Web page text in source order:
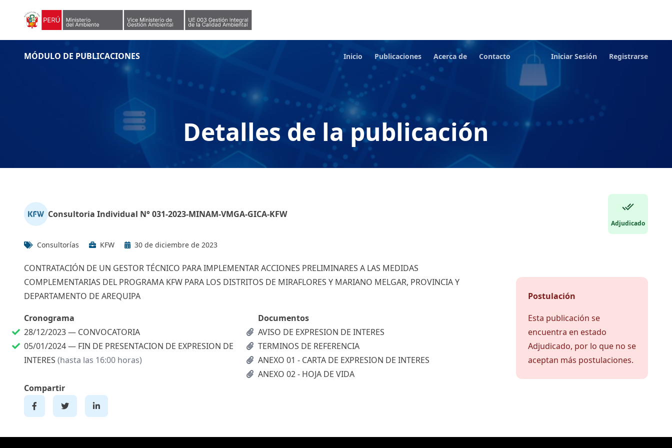
MÓDULO DE PUBLICACIONES Inicio Publicaciones Acerca de Contacto Iniciar Sesión Registrarse
Detalles de la publicación
Consultoria Individual N° 031-2023-MINAM-VMGA-GICA-KFW
Adjudicado
Consultorías KFW 30 de diciembre de 2023
CONTRATACIÓN DE UN GESTOR TÉCNICO PARA IMPLEMENTAR ACCIONES PRELIMINARES A LAS MEDIDAS
COMPLEMENTARIAS DEL PROGRAMA KFW PARA LOS DISTRITOS DE MIRAFLORES Y MARIANO MELGAR, PROVINCIA Y
DEPARTAMENTO DE AREQUIPA
Cronograma
28/12/2023 — CONVOCATORIA
05/01/2024 — FIN DE PRESENTACION DE EXPRESION DE
INTERES (hasta las 16:00 horas)
Documentos
AVISO DE EXPRESION DE INTERES
TERMINOS DE REFERENCIA
ANEXO 01 - CARTA DE EXPRESION DE INTERES
ANEXO 02 - HOJA DE VIDA
Compartir
Postulación
Esta publicación se
encuentra en estado
Adjudicado, por lo que no se
aceptan más postulaciones.